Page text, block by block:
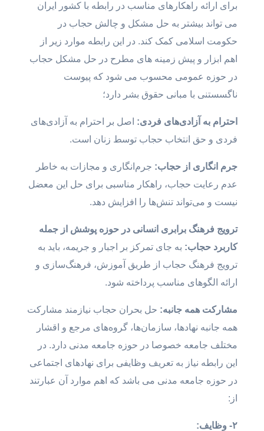
برای ارائه راهکارهای مناسب در رابطه با کشور ایران
می تواند بیشتر به حل مشکل و چالش حجاب در
حکومت اسلامی کمک کند. در این رابطه موارد زیر از
اهم ابزار و پیش زمینه های مطرح در حل مشکل حجاب
در حوزه عمومی محسوب می شود که پیوست
ناگسستنی با مبانی حقوق بشر دارد؛
احترام به آزادی‌های فردی: اصل بر احترام به آزادی‌های
فردی و حق انتخاب حجاب توسط زنان است.
جرم انگاری از حجاب: جرم‌انگاری و مجازات به خاطر
عدم رعایت حجاب، راهکار مناسبی برای حل این معضل
نیست و می‌تواند تنش‌ها را افزایش دهد.
ترویج فرهنگ برابری انسانی در حوزه پوشش از جمله
کاربرد حجاب: به جای تمرکز بر اجبار و جریمه، باید به
ترویج فرهنگ حجاب از طریق آموزش، فرهنگ‌سازی و
ارائه الگوهای مناسب پرداخته شود.
مشارکت همه جانبه: حل بحران حجاب نیازمند مشارکت
همه جانبه نهادها، سازمان‌ها، گروه‌های مرجع و اقشار
مختلف جامعه خصوصا در حوزه جامعه مدنی دارد. در
این رابطه نیاز به تعریف وظایفی برای نهادهای اجتماعی
در حوزه جامعه مدنی می باشد که اهم موارد آن عبارتند
از:
۲- وظایف: